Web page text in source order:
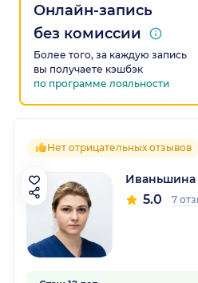
Онлайн-запись
без комиссии
Более того, за каждую запись
вы получаете кэшбэк
по программе лояльности
Нет отрицательных отзывов
Иваньшина
5.0 7